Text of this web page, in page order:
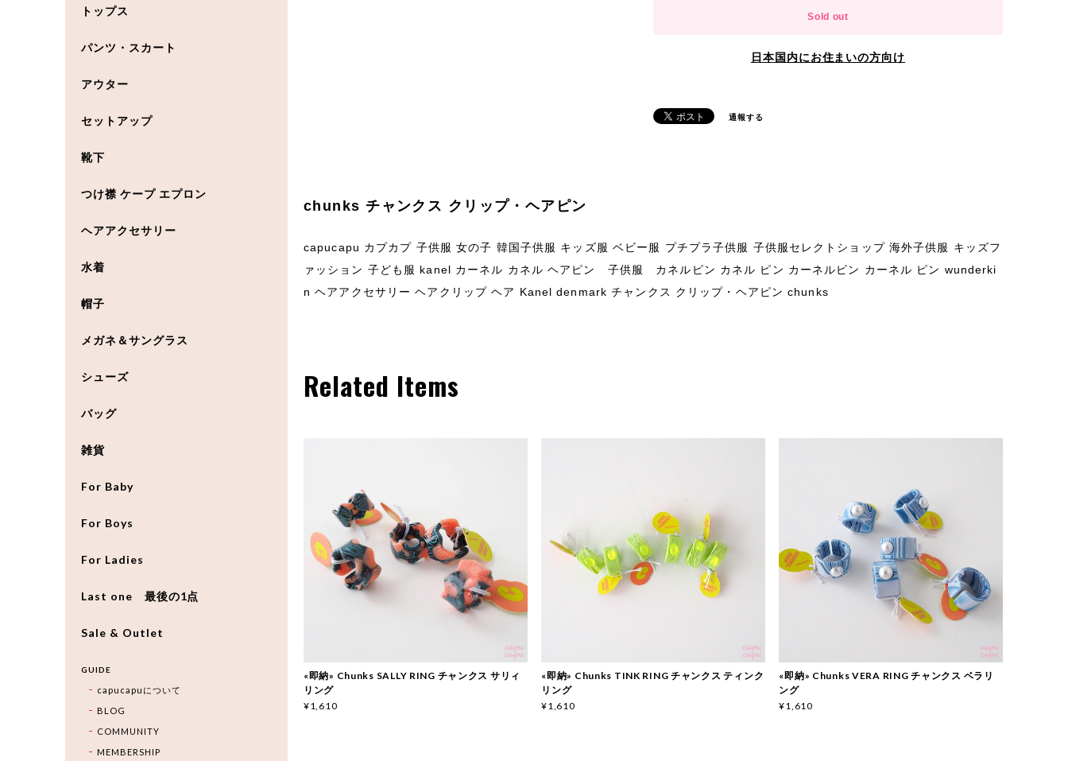
Sold out
日本国内にお住まいの方向け
通報する
chunks チャンクス クリップ・ヘアピン
capucapu カプカプ 子供服 女の子 韓国子供服 キッズ服 ベビー服 プチプラ子供服 子供服セレクトショップ 海外子供服 キッズフ
ァッション 子ども服 kanel カーネル カネル ヘアピン 子供服 カネルピン カネル ピン カーネルピン カーネル ピン wunderki
n ヘアアクセサリー ヘアクリップ ヘア Kanel denmark チャンクス クリップ・ヘアピン chunks
Related Items
«即納» Chunks SALLY RING チャンクス サリィ
リング
¥1,610
«即納» Chunks TINK RING チャンクス ティンク
リング
¥1,610
«即納» Chunks VERA RING チャンクス ベラリ
ング
¥1,610
トップス
パンツ・スカート
アウター
セットアップ
靴下
つけ襟 ケープ エプロン
ヘアアクセサリー
水着
帽子
メガネ＆サングラス
シューズ
バッグ
雑貨
For Baby
For Boys
For Ladies
Last one 最後の1点
Sale & Outlet
GUIDE
capucapuについて
BLOG
COMMUNITY
MEMBERSHIP